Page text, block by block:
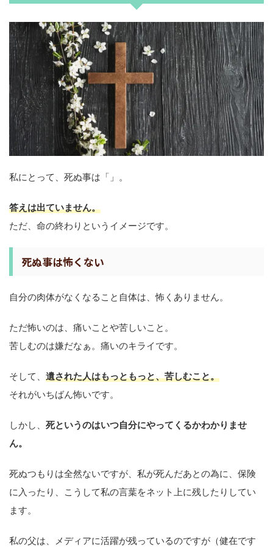
私にとって、死ぬ事は「」。
答えは出ていません。
ただ、命の終わりというイメージです。
死ぬ事は怖くない
自分の肉体がなくなること自体は、怖くありません。
ただ怖いのは、痛いことや苦しいこと。
苦しむのは嫌だなぁ。痛いのキライです。
そして、 遺された人はもっともっと、苦しむこと。
それがいちばん怖いです。
しかし、 死というのはいつ自分にやってくるかわかりませ
ん。
死ぬつもりは全然ないですが、私が死んだあとの為に、保険
に入ったり、こうして私の言葉をネット上に残したりしてい
ます。
私の父は、メディアに活躍が残っているのですが（健在です